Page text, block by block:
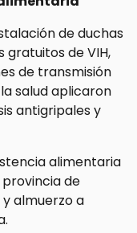
de duchas
gratuitos de VIH,
de transmisión
salud aplicaron
antigripales y
alimentaria
de
almuerzo a